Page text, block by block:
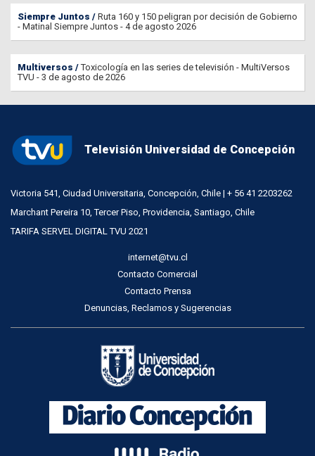
Siempre Juntos
Ruta 160 y 150 peligran por decisión de Gobierno
- Matinal Siempre Juntos - 4 de agosto 2026
Multiversos
Toxicología en las series de televisión - MultiVersos
TVU - 3 de agosto de 2026
Televisión Universidad de Concepción
Victoria 541, Ciudad Universitaria, Concepción, Chile | + 56 41 2203262
Marchant Pereira 10, Tercer Piso, Providencia, Santiago, Chile
TARIFA SERVEL DIGITAL TVU 2021
internet@tvu.cl
Contacto Comercial
Contacto Prensa
Denuncias, Reclamos y Sugerencias